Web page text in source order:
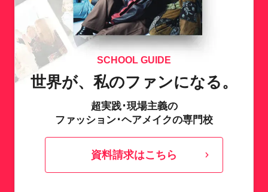
SCHOOL GUIDE
世界が、私のファンになる。
超実践･現場主義の
ファッション･ヘアメイクの専門校
資料請求はこちら